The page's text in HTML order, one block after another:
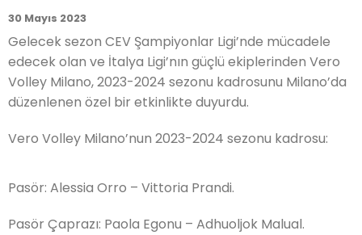
30 Mayıs 2023
Gelecek sezon CEV Şampiyonlar Ligi’nde mücadele
edecek olan ve İtalya Ligi’nın güçlü ekiplerinden Vero
Volley Milano, 2023-2024 sezonu kadrosunu Milano’da
düzenlenen özel bir etkinlikte duyurdu.
Vero Volley Milano’nun 2023-2024 sezonu kadrosu:
Pasör: Alessia Orro – Vittoria Prandi.
Pasör Çaprazı: Paola Egonu – Adhuoljok Malual.